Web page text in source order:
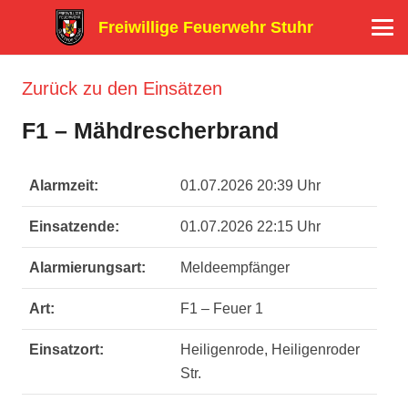
Freiwillige Feuerwehr Stuhr
Zurück zu den Einsätzen
F1 – Mähdrescherbrand
Alarmzeit: 01.07.2026 20:39 Uhr
Einsatzende: 01.07.2026 22:15 Uhr
Alarmierungsart: Meldeempfänger
Art: F1 – Feuer 1
Einsatzort:
Heiligenrode, Heiligenroder
Str.